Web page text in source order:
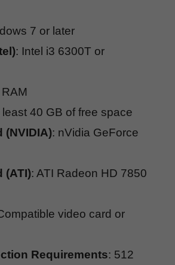
7 or later
: Intel i3 6300T or
least 40 GB of free space
(NVIDIA): nVidia GeForce
(ATI): ATI Radeon HD 7850
video card or
Requirements: 512